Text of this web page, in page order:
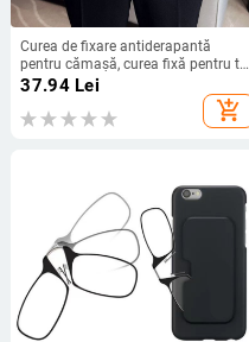
Curea de fixare antiderapantă
pentru cămașă, curea fixă pentru tiv
de rochie de afaceri, curea elastică
invizibilă ușoară, curea reglabilă,
lungime
37.94Lei
add_shopping_cart